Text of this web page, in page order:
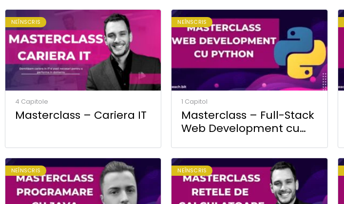
NEÎNSCRIS
4 Capitole
Masterclass – Cariera IT
NEÎNSCRIS
1 Capitol
Masterclass – Full-Stack
Web Development cu
NEÎNSCRIS NEÎNSCRIS